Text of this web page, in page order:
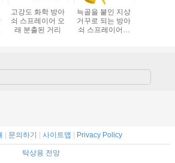
고강도 화학 방아
쇠 스프레이어 오
래 분출된 거리
늑골을 붙인 지상
거꾸로 되는 방아
쇠 스프레이어에
| 문의하기 | 사이트맵 | Privacy Policy
탁상용 전망